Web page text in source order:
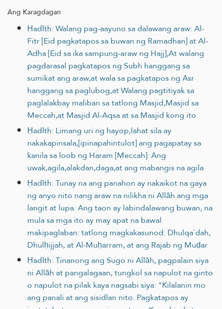
Ang Karagdagan
Ḥadīth: Walang pag-aayuno sa dalawang araw: Al-
Fitr [Eid pagkatapos sa buwan ng Ramadhan] at Al-
Adha [Eid sa ika sampung-araw ng Hajj],At walang
pagdarasal pagkatapos ng Subh hanggang sa
sumikat ang araw,at wala sa pagkatapos ng Asr
hanggang sa paglubog,at Walang pagtitiyak sa
paglalakbay maliban sa tatlong Masjid,Masjid sa
Meccah,at Masjid Al-Aqsa at sa Masjid kong ito.
Ḥadīth: Limang uri ng hayop,lahat sila ay
nakakapinsala,[ipinapahintulot] ang pagapatay sa
kanila sa loob ng Haram [Meccah]: Ang
uwak,agila,alakdan,daga,at ang mabangis na agila
Ḥadīth: Tunay na ang panahon ay nakaikot na gaya
ng anyo nito nang araw na nilikha ni Allāh ang mga
langit at lupa. Ang taon ay labindalawang buwan, na
mula sa mga ito ay may apat na bawal
makipaglaban: tatlong magkakasunod: Dhulqa`dah,
Dhulḥijjah, at Al-Muḥarram, at ang Rajab ng Muḍar
Ḥadīth: Tinanong ang Sugo ni Allāh, pagpalain siya
ni Allāh at pangalagaan, tungkol sa napulot na ginto
o napulot na pilak kaya nagsabi siya: "Kilalanin mo
ang panali at ang sisidlan nito. Pagkatapos ay